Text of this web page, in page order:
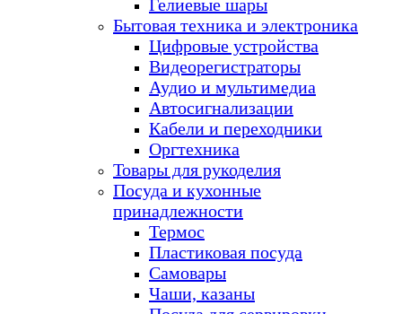
Гелиевые шары
Бытовая техника и электроника
Цифровые устройства
Видеорегистраторы
Аудио и мультимедиа
Автосигнализации
Кабели и переходники
Оргтехника
Товары для рукоделия
Посуда и кухонные
принадлежности
Термос
Пластиковая посуда
Самовары
Чаши, казаны